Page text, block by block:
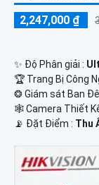
2,247,000 ₫
✨ Độ Phân giải :
🏆 Trang Bị Công
❂ Giám sát Ban
🕸️ Camera Thiết
️📡 Đặt Điểm : Thu